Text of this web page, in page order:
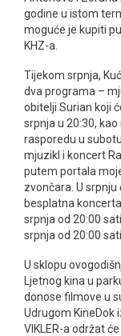
godine u istom
moguće je kupiti
KHZ-a.
Tijekom srpnja,
dva programa –
obitelji Surian koji
srpnja u 20:30,
rasporedu u
mjuzikl i koncert
putem portala
zvončara. U
besplatna
srpnja od 20:00
srpnja od 20:00
U sklopu
Ljetnog kina u
donose filmove u
Udrugom KineDok
VIKLER-a održat